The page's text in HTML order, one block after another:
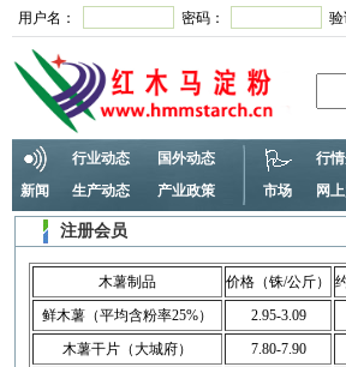
用户名： 密码： 验
行业动态 国外动态 行
新闻
生产动态 产业政策 市场 网
注册会员
木薯制品 价格（铢/公斤）
鲜木薯（平均含粉率25%）
2.95-3.09
木薯干片（大城府）
7.80-7.90